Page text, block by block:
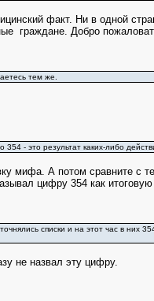
факт. Ни в одной
граждане. Добро
тем же.
- это результат каких-либо
мифа. А потом сравните с
цифру 354 как итоговую
списки и на этот час в них
не назвал эту цифру.